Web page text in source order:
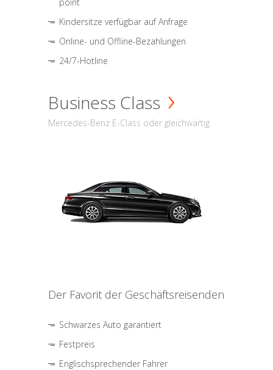
Kindersitze verfügbar auf Anfrage
Online- und Offline-Bezahlungen
24/7-Hotline
Business Class
Mercedes-Benz E-Class oder gleichwärtig
Der Favorit der Geschäftsreisenden
Schwarzes Auto garantiert
Festpreis
Englischsprechender Fahrer